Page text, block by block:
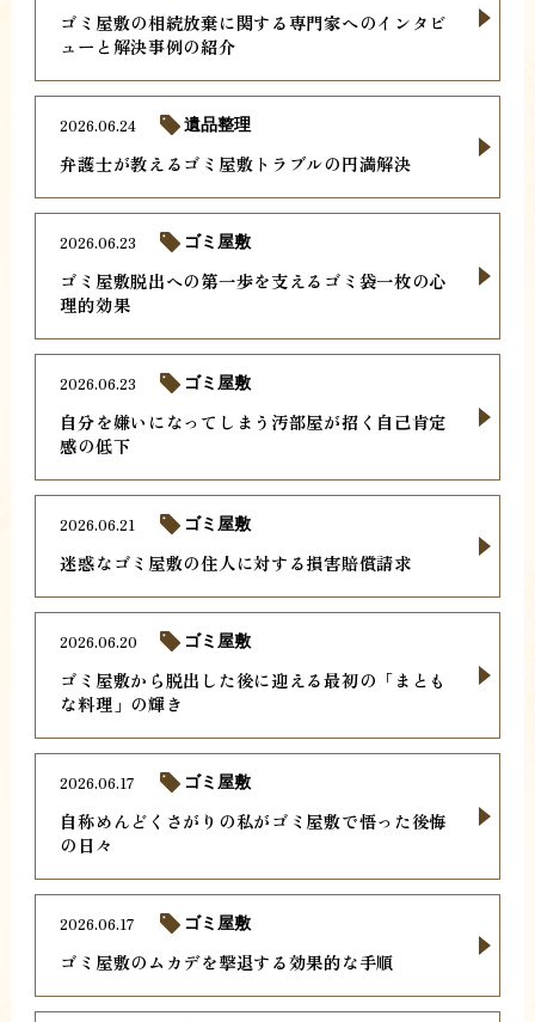
ゴミ屋敷の相続放棄に関する専門家へのインタビ
ューと解決事例の紹介
弁護士が教えるゴミ屋敷トラブルの円満解決
2026.06.24 遺品整理
ゴミ屋敷脱出への第一歩を支えるゴミ袋一枚の心
理的効果
2026.06.23 ゴミ屋敷
自分を嫌いになってしまう汚部屋が招く自己肯定
感の低下
2026.06.23 ゴミ屋敷
迷惑なゴミ屋敷の住人に対する損害賠償請求
2026.06.21 ゴミ屋敷
ゴミ屋敷から脱出した後に迎える最初の「まとも
な料理」の輝き
2026.06.20 ゴミ屋敷
自称めんどくさがりの私がゴミ屋敷で悟った後悔
の日々
2026.06.17 ゴミ屋敷
ゴミ屋敷のムカデを撃退する効果的な手順
2026.06.17 ゴミ屋敷